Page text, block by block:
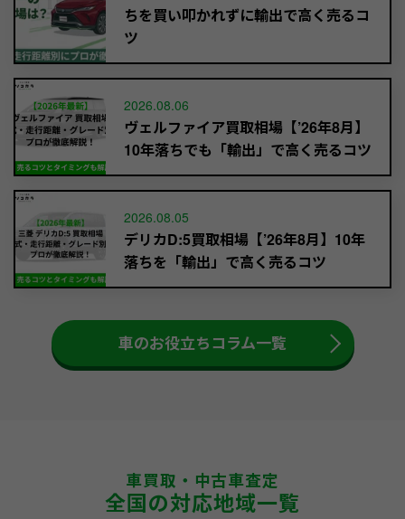
ちを買い叩かれずに輸出で高く売るコ
ツ
2026.08.06
ヴェルファイア買取相場【’26年8月】
10年落ちでも「輸出」で高く売るコツ
2026.08.05
デリカD:5買取相場【’26年8月】10年
落ちを「輸出」で高く売るコツ
車のお役立ちコラム一覧
車買取・中古車査定
全国の対応地域一覧